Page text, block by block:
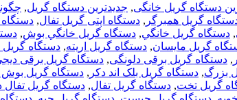
دستگاه گریل خانگی, جدیدترین دستگاه گریل,
گریل همبرگر , دستگاه اپتی گریل تفال,
, دستگاه گريل خانگي, دستگاه گريل خانگي بوش,
گريل مايسان, دستگاه گریل اریته, دستگاه گریل
, دستگاه گریل برقی دلونگی, دستگاه گریل برقی
بزرگ, دستگاه گریل بلک اند دکر , دستگاه گریل
گریل تخت, دستگاه گریل تفال, دستگاه گریل تفال